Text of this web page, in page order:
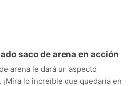
saco de arena en acción
arena le dará un aspecto
lo increíble que quedaría en